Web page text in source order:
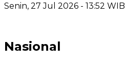
Senin, 27 Jul 2026 - 13:52 WIB
Nasional